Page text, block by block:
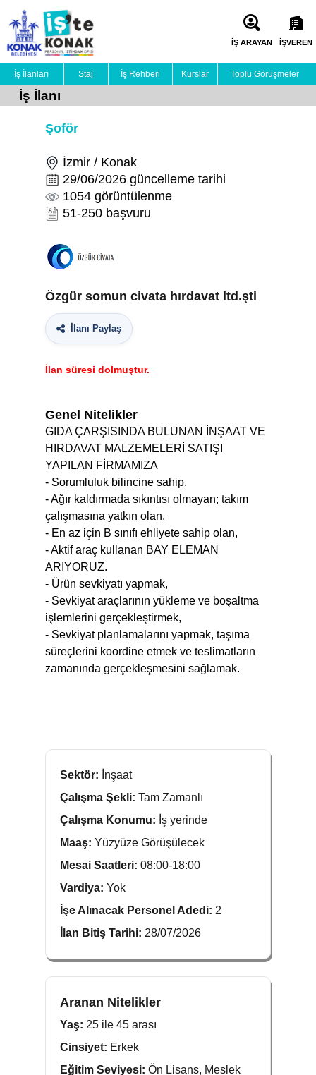
İŞ ARAYAN İŞVEREN
İş İlanları Staj İş Rehberi Kurslar Toplu Görüşmeler
İş İlanı
Şoför
İzmir / Konak
29/06/2026 güncelleme tarihi
1054 görüntülenme
51-250 başvuru
Özgür somun civata hırdavat ltd.şti
İlanı Paylaş
İlan süresi dolmuştur.
Genel Nitelikler
GIDA ÇARŞISINDA BULUNAN İNŞAAT VE
HIRDAVAT MALZEMELERİ SATIŞI
YAPILAN FİRMAMIZA
- Sorumluluk bilincine sahip,
- Ağır kaldırmada sıkıntısı olmayan; takım
çalışmasına yatkın olan,
- En az için B sınıfı ehliyete sahip olan,
- Aktif araç kullanan BAY ELEMAN
ARIYORUZ.
- Ürün sevkiyatı yapmak,
- Sevkiyat araçlarının yükleme ve boşaltma
işlemlerini gerçekleştirmek,
- Sevkiyat planlamalarını yapmak, taşıma
süreçlerini koordine etmek ve teslimatların
zamanında gerçekleşmesini sağlamak.
Sektör: İnşaat
Çalışma Şekli: Tam Zamanlı
Çalışma Konumu: İş yerinde
Maaş: Yüzyüze Görüşülecek
Mesai Saatleri: 08:00-18:00
Vardiya: Yok
İşe Alınacak Personel Adedi: 2
İlan Bitiş Tarihi: 28/07/2026
Aranan Nitelikler
Yaş: 25 ile 45 arası
Cinsiyet: Erkek
Eğitim Seviyesi: Ön Lisans, Meslek